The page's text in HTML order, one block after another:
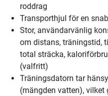
roddrag
Transporthjul för en
Stor, användarvänlig
om distans, träningstid,
total sträcka,
(valfritt)
Träningsdatorn tar
(mängden vatten),